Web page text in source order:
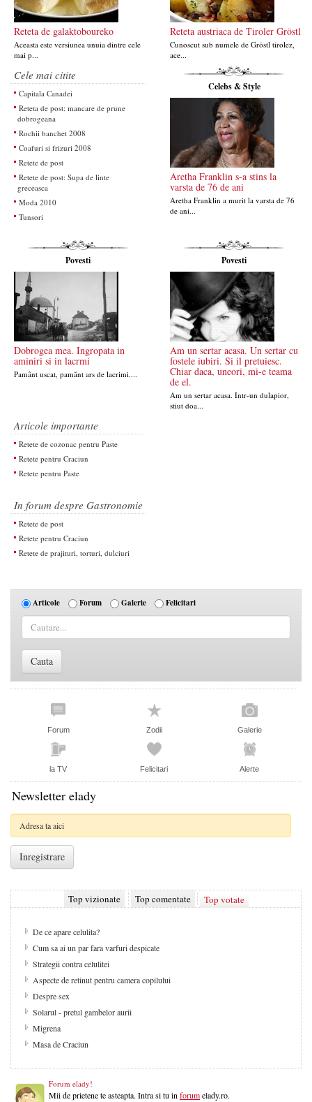
Reteta de galaktoboureko
Aceasta este versiunea unuia dintre cele
mai p...
Reteta austriaca de Tiroler Gröstl
Cunoscut sub numele de Gröstl tirolez,
ace...
Cele mai citite
Capitala Canadei
Reteta de post: mancare de prune
dobrogeana
Rochii banchet 2008
Coafuri si frizuri 2008
Retete de post
Retete de post: Supa de linte
greceasca
Moda 2010
Tunsori
Celebs & Style
Aretha Franklin s-a stins la
varsta de 76 de ani
Aretha Franklin a murit la varsta de 76
de ani...
Povesti
Dobrogea mea. Ingropata in
aminiri si in lacrmi
Pamânt uscat, pamănt ars de lacrimi....
Povesti
Am un sertar acasa. Un sertar cu
fostele iubiri. Si il pretuiesc.
Chiar daca, uneori, mi-e teama
de el.
Am un sertar acasa. Intr-un dulapior,
stiut doa...
Articole importante
Retete de cozonac pentru Paste
Retete pentru Craciun
Retete pentru Paste
In forum despre Gastronomie
Retete de post
Retete pentru Craciun
Retete de prajituri, torturi, dulciuri
Articole Forum Galerie Felicitari
Forum Zodii Galerie
la TV Felicitari Alerte
Newsletter elady
Top vizionate Top comentate Top votate
De ce apare celulita?
Cum sa ai un par fara varfuri despicate
Strategii contra celulitei
Aspecte de retinut pentru camera copilului
Despre sex
Solarul - pretul gambelor aurii
Migrena
Masa de Craciun
Forum elady!
Mii de prietene te asteapta. Intra si tu inforumelady.ro.